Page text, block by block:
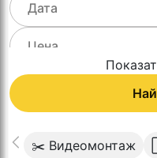
✂️ Видеомонтаж